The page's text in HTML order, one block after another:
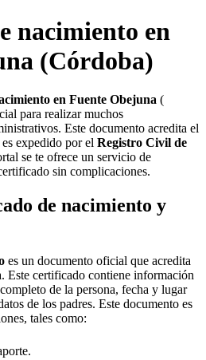
nacimiento en
(Córdoba)
en Fuente Obejuna (
para realizar muchos
Este documento acredita el
expedido por el Registro Civil de
se te ofrece un servicio de
sin complicaciones.
de nacimiento y
es un documento oficial que acredita
Este certificado contiene información
de la persona, fecha y lugar
de los padres. Este documento es
tales como: